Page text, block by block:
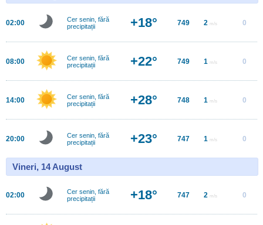
02:00
Cer senin, fără
precipitații
+18° 749 2 m/s 0
08:00
Cer senin, fără
precipitații
+22° 749 1 m/s 0
14:00
Cer senin, fără
precipitații
+28° 748 1 m/s 0
20:00
Cer senin, fără
precipitații
+23° 747 1 m/s 0
Vineri, 14 August
02:00
Cer senin, fără
precipitații
+18° 747 2 m/s 0